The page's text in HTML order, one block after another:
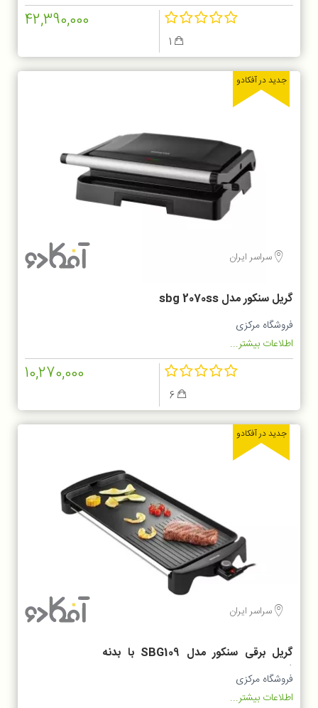
1
42,390,000
جدید در آفکادو
سراسر ایران
گریل سنکور مدل sbg 2070ss
فروشگاه مرکزی
اطلاعات بیشتر...
6
10,270,000
جدید در آفکادو
سراسر ایران
گریل برقی سنکور مدل SBG109 با بدنه
فلزی
فروشگاه مرکزی
اطلاعات بیشتر...